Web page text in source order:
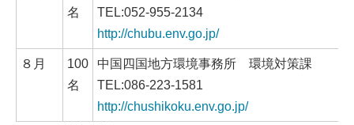
名
TEL:052-955-2134
http://chubu.env.go.jp/
８月
100
名
中国四国地方環境事務所 環境対策課
TEL:086-223-1581
http://chushikoku.env.go.jp/